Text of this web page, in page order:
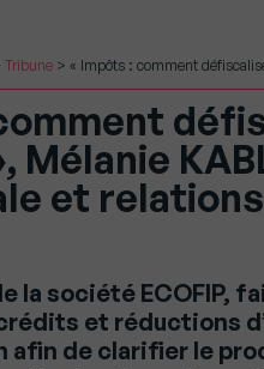
Tribune > « Impôts : comment
Mélanie
et
la société ECOFIP,
et réductions
de clarifier le